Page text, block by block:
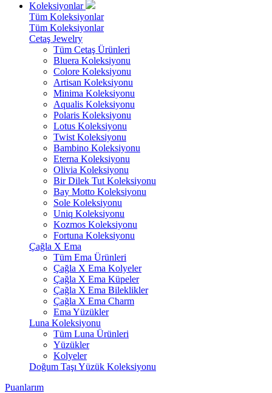
Koleksiyonlar
Tüm Koleksiyonlar
Tüm Koleksiyonlar
Cetaş Jewelry
Tüm Cetaş Ürünleri
Bluera Koleksiyonu
Colore Koleksiyonu
Artisan Koleksiyonu
Minima Koleksiyonu
Aqualis Koleksiyonu
Polaris Koleksiyonu
Lotus Koleksiyonu
Twist Koleksiyonu
Bambino Koleksiyonu
Eterna Koleksiyonu
Olivia Koleksiyonu
Bir Dilek Tut Koleksiyonu
Bay Motto Koleksiyonu
Sole Koleksiyonu
Uniq Koleksiyonu
Kozmos Koleksiyonu
Fortuna Koleksiyonu
Çağla X Ema
Tüm Ema Ürünleri
Çağla X Ema Kolyeler
Çağla X Ema Küpeler
Çağla X Ema Bileklikler
Çağla X Ema Charm
Ema Yüzükler
Luna Koleksiyonu
Tüm Luna Ürünleri
Yüzükler
Kolyeler
Doğum Taşı Yüzük Koleksiyonu
Puanlarım